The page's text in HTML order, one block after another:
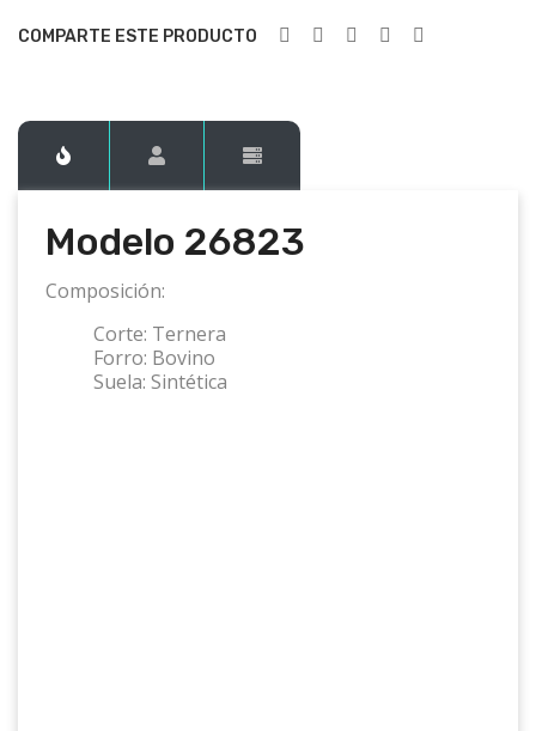
COMPARTE ESTE PRODUCTO
Modelo 26823
Composición:
Corte: Ternera
Forro: Bovino
Suela: Sintética